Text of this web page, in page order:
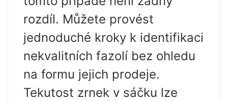
rozdíl. Můžete provést
jednoduché kroky k identifikaci
nekvalitních fazolí bez ohledu
na formu jejich prodeje.
Tekutost zrnek v sáčku lze